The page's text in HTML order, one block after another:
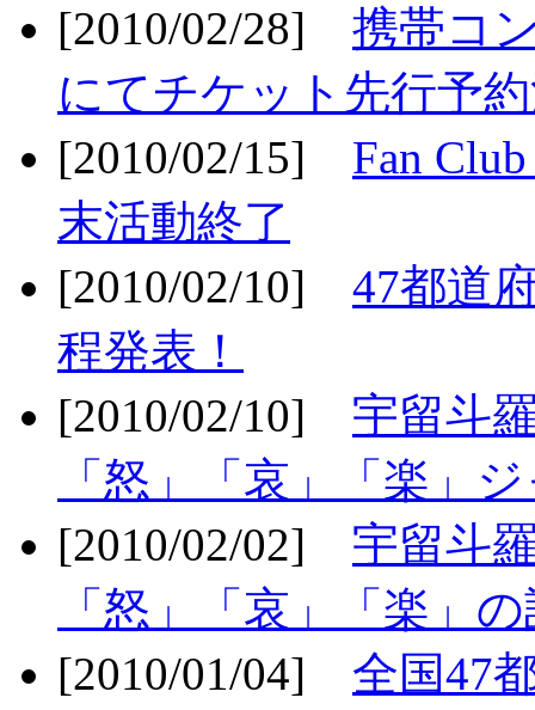
[2010/02/28] 携帯コ
にてチケット先行予
[2010/02/15] Fan
末活動終了
[2010/02/10] 47都道
程発表！
[2010/02/10] 宇留斗
「怒」「哀」「楽」
[2010/02/02] 宇留斗
「怒」「哀」「楽」
[2010/01/04] 全国47